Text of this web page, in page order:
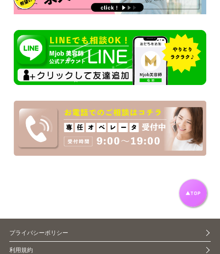
プライバシーポリシー
利用規約